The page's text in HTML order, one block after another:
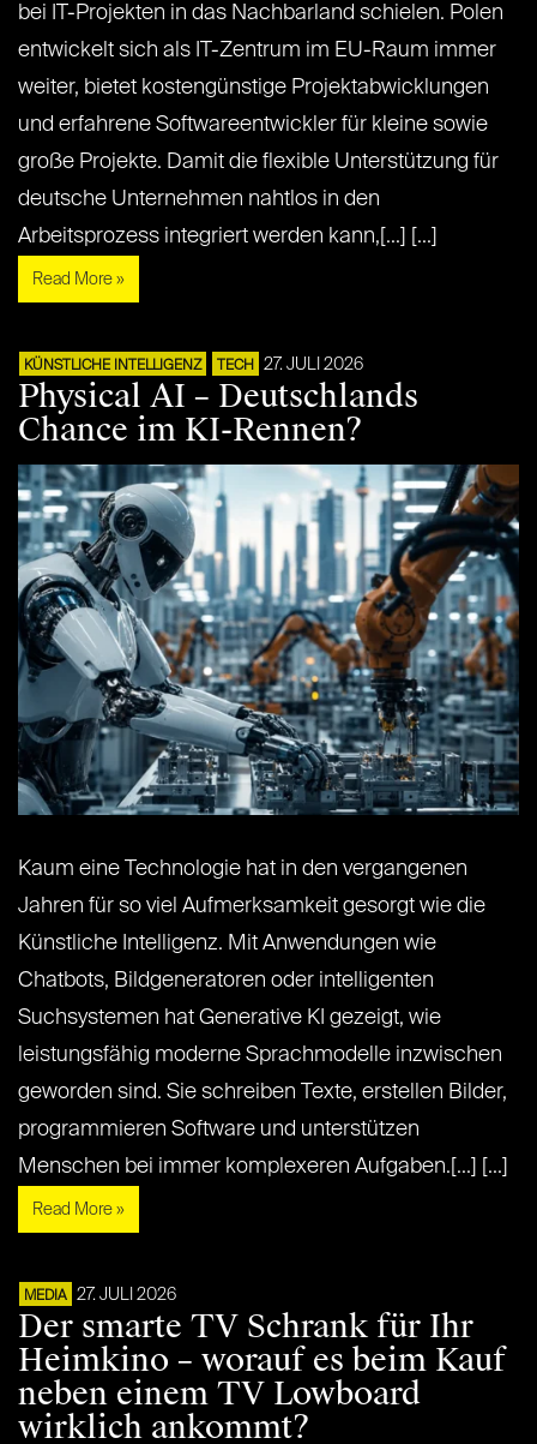
bei IT-Projekten in das Nachbarland schielen. Polen
entwickelt sich als IT-Zentrum im EU-Raum immer
weiter, bietet kostengünstige Projektabwicklungen
und erfahrene Softwareentwickler für kleine sowie
große Projekte. Damit die flexible Unterstützung für
deutsche Unternehmen nahtlos in den
Arbeitsprozess integriert werden kann,[...] [...]
Read More »
KÜNSTLICHE INTELLIGENZ TECH 27. JULI 2026
Physical AI – Deutschlands
Chance im KI-Rennen?
Kaum eine Technologie hat in den vergangenen
Jahren für so viel Aufmerksamkeit gesorgt wie die
Künstliche Intelligenz. Mit Anwendungen wie
Chatbots, Bildgeneratoren oder intelligenten
Suchsystemen hat Generative KI gezeigt, wie
leistungsfähig moderne Sprachmodelle inzwischen
geworden sind. Sie schreiben Texte, erstellen Bilder,
programmieren Software und unterstützen
Menschen bei immer komplexeren Aufgaben.[...] [...]
Read More »
MEDIA 27. JULI 2026
Der smarte TV Schrank für Ihr
Heimkino – worauf es beim Kauf
neben einem TV Lowboard
wirklich ankommt?